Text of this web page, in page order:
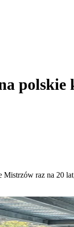
raz na 20